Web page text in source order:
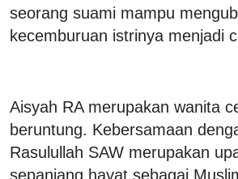
seorang suami mampu
kecemburuan istrinya menjadi
Aisyah RA merupakan wanita
beruntung. Kebersamaan
Rasulullah SAW merupakan
sepanjang hayat sebagai